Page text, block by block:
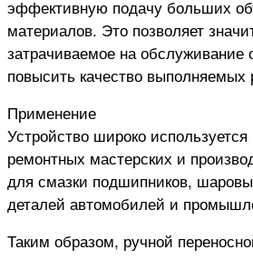
эффективную подачу больших
материалов. Это позволяет
затрачиваемое на обслуживание
повысить качество выполняемых
Применение
Устройство широко
ремонтных мастерских и
для смазки подшипников,
деталей автомобилей и
Таким образом, ручной